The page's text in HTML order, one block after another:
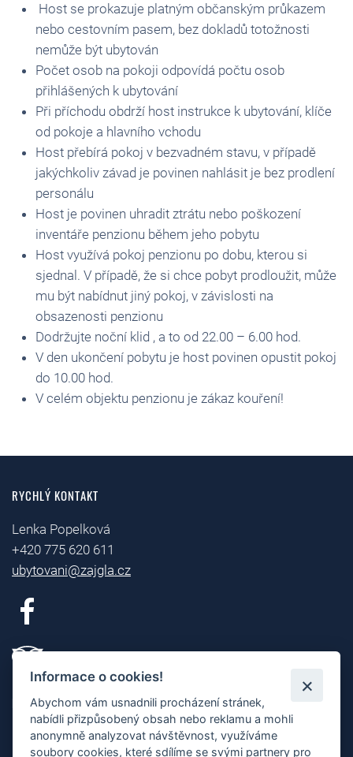
Host se prokazuje platným občanským průkazem
nebo cestovním pasem, bez dokladů totožnosti
nemůže být ubytován
Počet osob na pokoji odpovídá počtu osob
přihlášených k ubytování
Při příchodu obdrží host instrukce k ubytování, klíče
od pokoje a hlavního vchodu
Host přebírá pokoj v bezvadném stavu, v případě
jakýchkoliv závad je povinen nahlásit je bez prodlení
personálu
Host je povinen uhradit ztrátu nebo poškození
inventáře penzionu během jeho pobytu
Host využívá pokoj penzionu po dobu, kterou si
sjednal. V případě, že si chce pobyt prodloužit, může
mu být nabídnut jiný pokoj, v závislosti na
obsazenosti penzionu
Dodržujte noční klid , a to od 22.00 – 6.00 hod.
V den ukončení pobytu je host povinen opustit pokoj
do 10.00 hod.
V celém objektu penzionu je zákaz kouření!
RYCHLÝ KONTAKT
Lenka Popelková
+420 775 620 611
ubytovani@zajgla.cz
NAVIGACE
Letní dovolená Bílé Karpaty
Informace o cookies!
Abychom vám usnadnili procházení stránek,
nabídli přizpůsobený obsah nebo reklamu a mohli
anonymně analyzovat návštěvnost, využíváme
soubory cookies, které sdílíme se svými partnery pro